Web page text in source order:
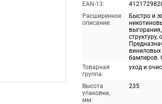
EAN-13:
Расширенное
описание:
Быстро и
структуру,
виниловых
бамперов.
Товарная
группа:
уход и
Высота
упаковки,
мм:
235